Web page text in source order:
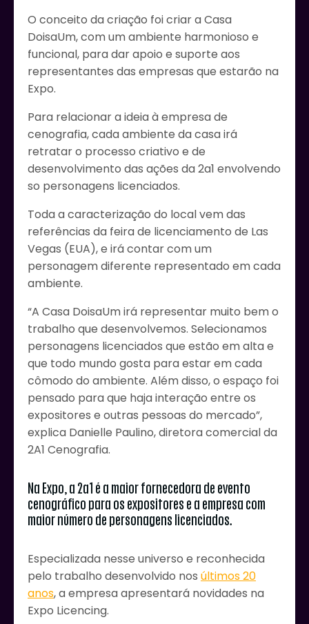
O conceito da criação foi criar a Casa
DoisaUm, com um ambiente harmonioso e
funcional, para dar apoio e suporte aos
representantes das empresas que estarão na
Expo.
Para relacionar a ideia à empresa de
cenografia, cada ambiente da casa irá
retratar o processo criativo e de
desenvolvimento das ações da 2a1 envolvendo
so personagens licenciados.
Toda a caracterização do local vem das
referências da feira de licenciamento de Las
Vegas (EUA), e irá contar com um
personagem diferente representado em cada
ambiente.
“A Casa DoisaUm irá representar muito bem o
trabalho que desenvolvemos. Selecionamos
personagens licenciados que estão em alta e
que todo mundo gosta para estar em cada
cômodo do ambiente. Além disso, o espaço foi
pensado para que haja interação entre os
expositores e outras pessoas do mercado”,
explica Danielle Paulino, diretora comercial da
2A1 Cenografia.
Na Expo, a 2a1 é a maior fornecedora de evento
cenográfico para os expositores e a empresa com
maior número de personagens licenciados.
Especializada nesse universo e reconhecida
pelo trabalho desenvolvido nos últimos 20
anos, a empresa apresentará novidades na
Expo Licencing.